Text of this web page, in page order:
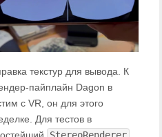
текстур для вывода. К
пайплайн Dagon в
с VR, он для этого
Для тестов в